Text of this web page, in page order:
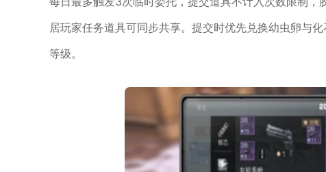
居玩家任务道具可同步共享。提交时优先兑换幼虫卵与
等级。